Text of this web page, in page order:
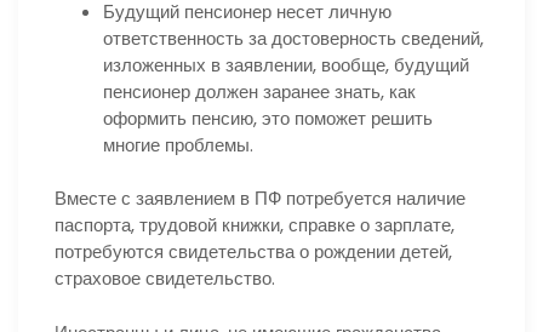
Будущий пенсионер несет личную
ответственность за достоверность сведений,
изложенных в заявлении, вообще, будущий
пенсионер должен заранее знать, как
оформить пенсию, это поможет решить
многие проблемы.
Вместе с заявлением в ПФ потребуется наличие
паспорта, трудовой книжки, справке о зарплате,
потребуются свидетельства о рождении детей,
страховое свидетельство.